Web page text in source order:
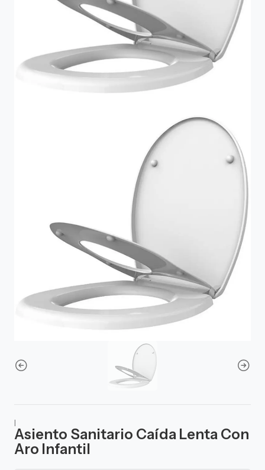
|
Asiento Sanitario Caída Lenta Con
Aro Infantil